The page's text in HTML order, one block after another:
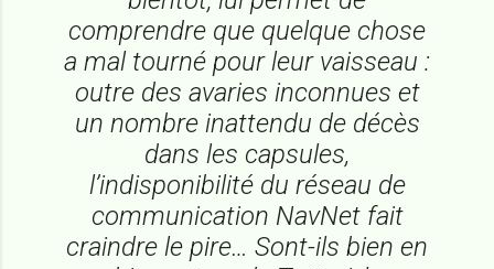
comprendre que quelque chose
a mal tourné pour leur vaisseau :
outre des avaries inconnues et
un nombre inattendu de décès
dans les capsules,
l’indisponibilité du réseau de
communication NavNet fait
craindre le pire… Sont-ils bien en